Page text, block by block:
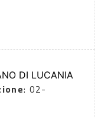
DI LUCANIA
: 02-